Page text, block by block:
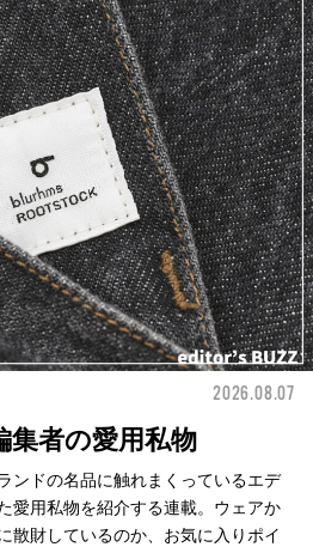
2026.08.07
者の愛用私物
ンドの名品に触れまくっているエデ
愛用私物を紹介する連載。ウェアか
散財しているのか、お気に入りポイ